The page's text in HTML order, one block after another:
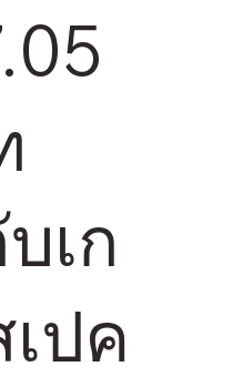
เก
ปค